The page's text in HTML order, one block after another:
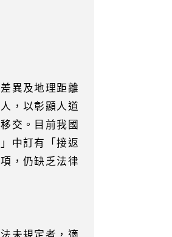
異及地理距離
，以彰顯人道
交。目前我國
中訂有「接返
，仍缺乏法律